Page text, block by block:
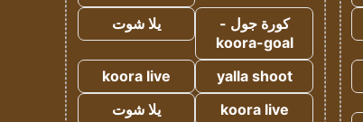
كورة جول -
koora-goal
يلا شوت
yalla shoot
koora live
koora live
يلا شوت